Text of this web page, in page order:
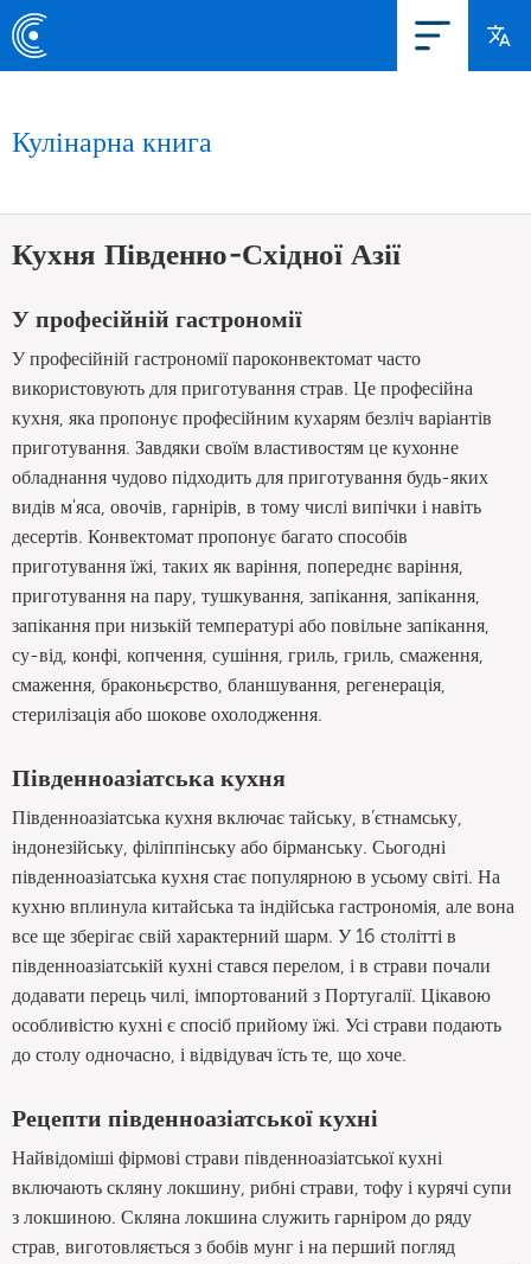
Кулінарна книга
Кухня Південно-Східної Азії
У професійній гастрономії
У професійній гастрономії пароконвектомат часто
використовують для приготування страв. Це професійна
кухня, яка пропонує професійним кухарям безліч варіантів
приготування. Завдяки своїм властивостям це кухонне
обладнання чудово підходить для приготування будь-яких
видів м'яса, овочів, гарнірів, в тому числі випічки і навіть
десертів. Конвектомат пропонує багато способів
приготування їжі, таких як варіння, попереднє варіння,
приготування на пару, тушкування, запікання, запікання,
запікання при низькій температурі або повільне запікання,
су-від, конфі, копчення, сушіння, гриль, гриль, смаження,
смаження, браконьєрство, бланшування, регенерація,
стерилізація або шокове охолодження.
Південноазіатська кухня
Південноазіатська кухня включає тайську, в’єтнамську,
індонезійську, філіппінську або бірманську. Сьогодні
південноазіатська кухня стає популярною в усьому світі. На
кухню вплинула китайська та індійська гастрономія, але вона
все ще зберігає свій характерний шарм. У 16 столітті в
південноазіатській кухні стався перелом, і в страви почали
додавати перець чилі, імпортований з Португалії. Цікавою
особливістю кухні є спосіб прийому їжі. Усі страви подають
до столу одночасно, і відвідувач їсть те, що хоче.
Рецепти південноазіатської кухні
Найвідоміші фірмові страви південноазіатської кухні
включають скляну локшину, рибні страви, тофу і курячі супи
з локшиною. Скляна локшина служить гарніром до ряду
страв, виготовляється з бобів мунг і на перший погляд